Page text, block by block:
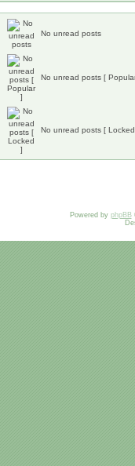
No unread posts
No unread posts [
No unread posts [
Powered by phpBB